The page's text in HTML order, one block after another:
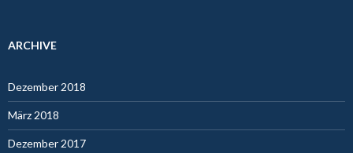
ARCHIVE
Dezember 2018
März 2018
Dezember 2017